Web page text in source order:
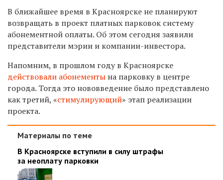
В ближайшее время в Красноярске не планируют
возвращать в проект платных парковок систему
абонементной оплаты. Об этом сегодня заявили
представители мэрии и компании-инвестора.
Напомним, в прошлом году в Красноярске
действовали абонементы на парковку в центре
города. Тогда это нововведение было представлено
как третий, «стимулирующий» этап реализации
проекта.
Материалы по теме
В Красноярске вступили в силу штрафы
за неоплату парковки